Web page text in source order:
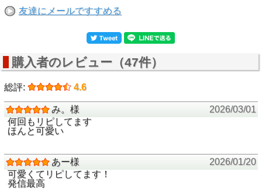
友達にメールですすめる
購入者のレビュー（47件）
総評: 4.6
み。様
2026/03/01
何回もリピしてます
ほんと可愛い
あー様
2026/01/20
可愛くてリピしてます！
発信最高